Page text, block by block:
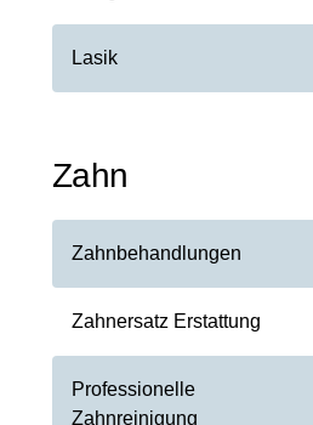
Lasik
Zahn
Zahnbehandlungen
Zahnersatz Erstattung
Professionelle
Zahnreinigung